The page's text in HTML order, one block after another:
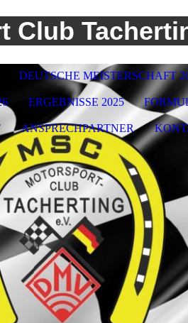
Club
DEUTSCHE MEISTERSCHAFT
ERGEBNISSE 2025
ANSPRECHPARTNER